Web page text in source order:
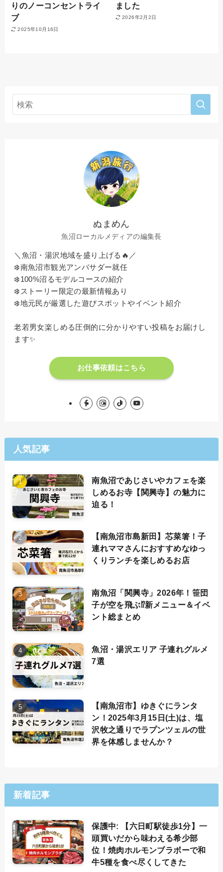
りのノーコンセントライ
ブ
2025年10月16日
ました
2026年2月2日
ぬまめん
魚沼ローカルメディアの編集長
＼魚沼・湯沢地域を盛り上げる🔥／
❄️南魚沼市観光アンバサダー就任
❄️100%沼るモデルコースの紹介
❄️ストーリー限定の最新情報あり
❄️地元民が厳選した遊びスポットやイベント紹介
老若男女楽しめる圧倒的に分かりやすい投稿をお届けし
ます✨
お仕事依頼はこちら
人気記事
南魚沼であじさいやカフェを楽
しめるお寺【関興寺】の魅力に
迫る！
【南魚沼市島新田】芯菜箸！子
連れママさんにおすすめなゆっ
くりランチを楽しめるお店
南魚沼「関興寺」2026年！笹団
子が空を飛ぶ⁉新メニュー＆イベ
ント総まとめ
魚沼・湯沢エリア 子連れグルメ
7選
【南魚沼市】ゆきぐにランタ
ン！2025年3月15日(土)は、塩
沢牧之通りでラプンツェルの世
界を体感しませんか？
新着記事
保護中: 【六日町駅徒歩1分】一
頭買いだから味わえる希少部
位！焼肉ホルモンブラボーで和
牛5種を食べ尽くしてきた